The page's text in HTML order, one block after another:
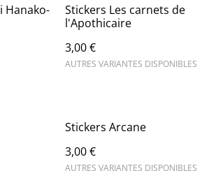
Hanako-
Stickers Les carnets de
l'Apothicaire
3,00 €
AUTRES VARIANTES DISPONIBLES
Stickers Arcane
3,00 €
AUTRES VARIANTES DISPONIBLES